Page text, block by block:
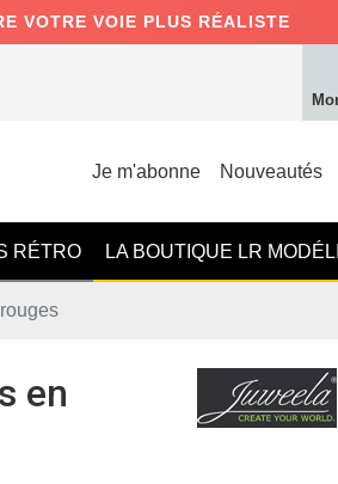
VOTRE VOIE PLUS RÉALISTE
Je m'abonne Nouveautés
RÉTRO LA BOUTIQUE LR
en